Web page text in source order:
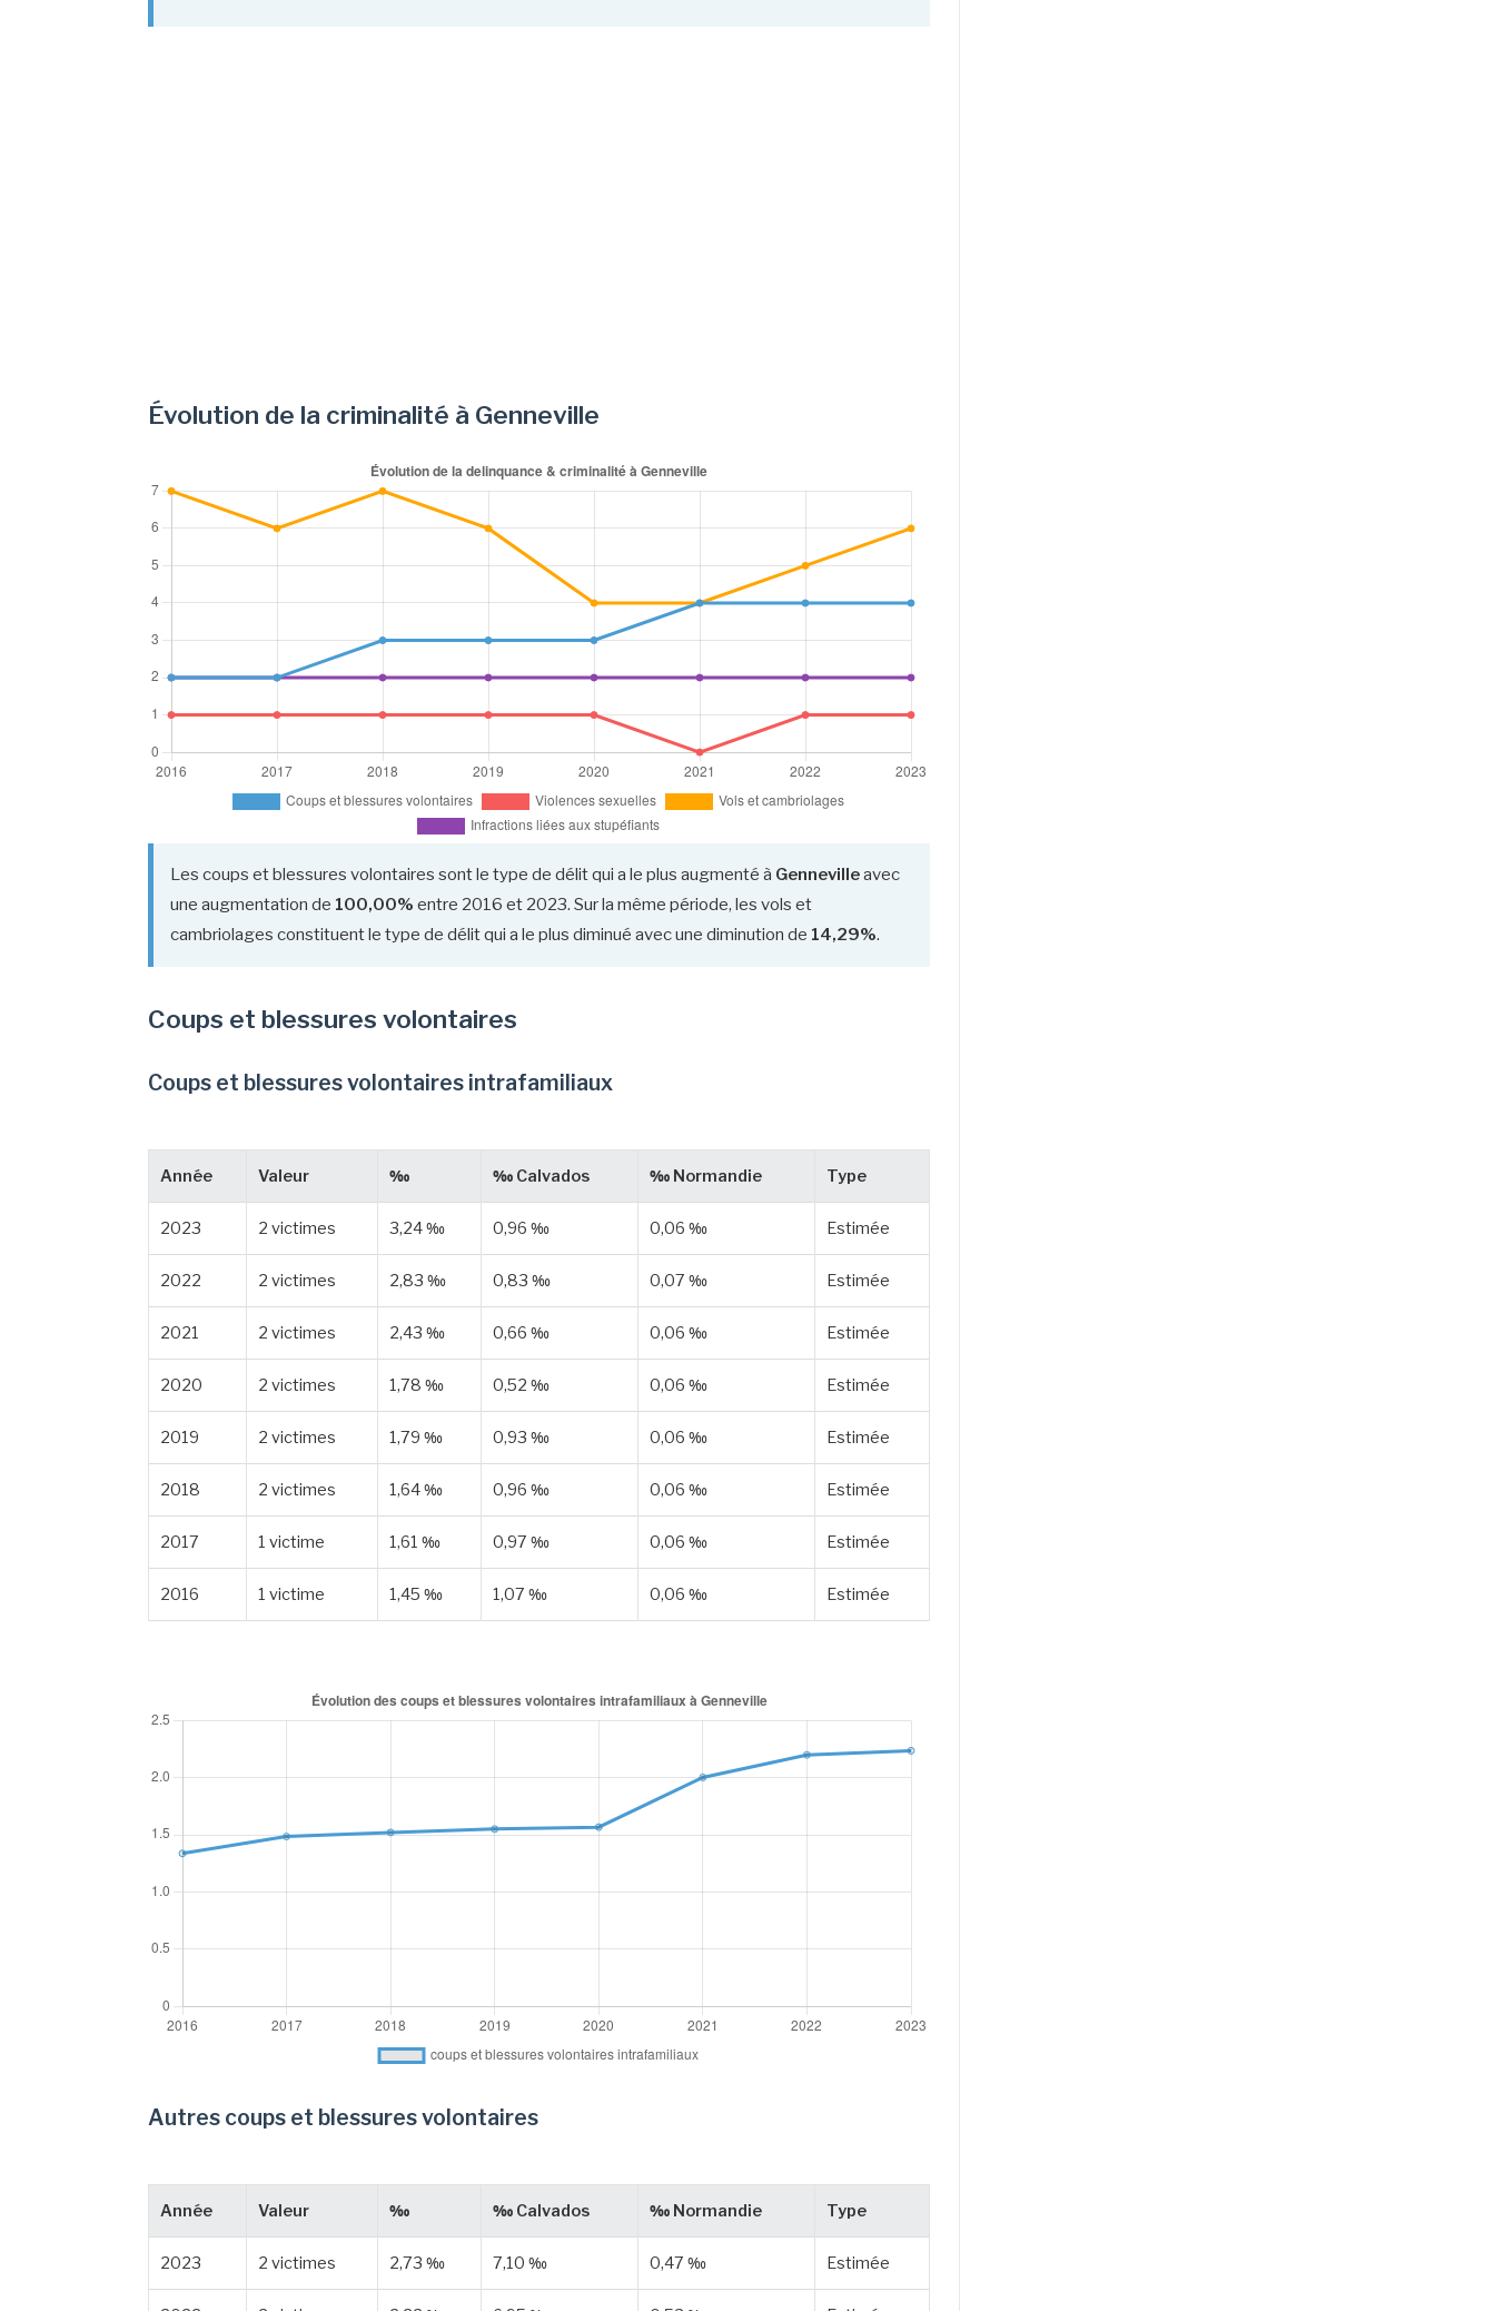
Évolution de la criminalité à Genneville
Les coups et blessures volontaires sont le type de délit qui a le plus augmenté à Gennevilleavec
une augmentation de 100,00% entre 2016 et 2023. Sur la même période, les vols et
cambriolages constituent le type de délit qui a le plus diminué avec une diminution de 14,29%.
Coups et blessures volontaires
Coups et blessures volontaires intrafamiliaux
Année Valeur ‰ ‰ Calvados ‰ Normandie Type
2023 2 victimes 3,24 ‰ 0,96 ‰ 0,06 ‰ Estimée
2022 2 victimes 2,83 ‰ 0,83 ‰ 0,07 ‰ Estimée
2021 2 victimes 2,43 ‰ 0,66 ‰ 0,06 ‰ Estimée
2020 2 victimes 1,78 ‰ 0,52 ‰ 0,06 ‰ Estimée
2019 2 victimes 1,79 ‰ 0,93 ‰ 0,06 ‰ Estimée
2018 2 victimes 1,64 ‰ 0,96 ‰ 0,06 ‰ Estimée
2017 1 victime 1,61 ‰ 0,97 ‰ 0,06 ‰ Estimée
2016 1 victime 1,45 ‰ 1,07 ‰ 0,06 ‰ Estimée
Autres coups et blessures volontaires
Année Valeur ‰ ‰ Calvados ‰ Normandie Type
2023 2 victimes 2,73 ‰ 7,10 ‰ 0,47 ‰ Estimée